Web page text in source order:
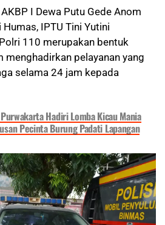
I Dewa Putu Gede Anom
IPTU Tini Yutini
110 merupakan bentuk
pelayanan yang
selama 24 jam kepada
Hadiri Lomba Kicau Mania
Pecinta Burung Padati Lapangan